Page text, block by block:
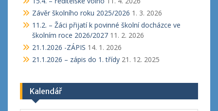
Závěr školního roku 2025/2026 1. 3. 2026
11.2. – Žáci přijatí k povinné školní docházce ve
školním roce 2026/2027 11. 2. 2026
21.1.2026 -ZÁPIS 14. 1. 2026
21.1.2026 – zápis do 1. třídy 21. 12. 2025
Kalendář